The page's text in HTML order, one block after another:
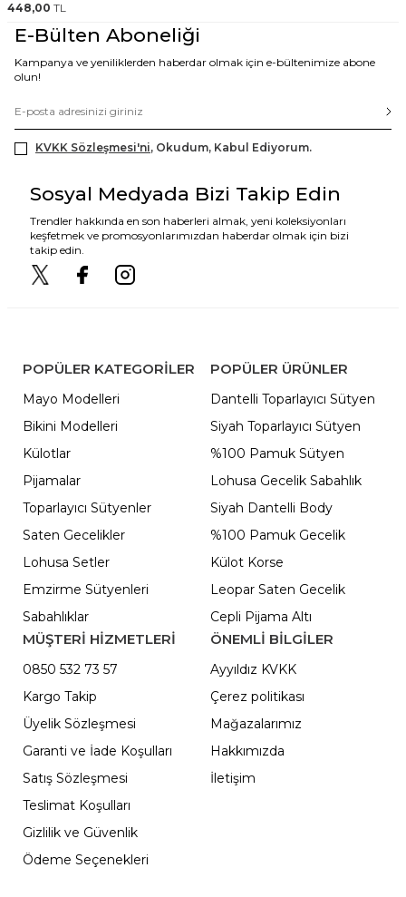
448,00 TL
E-Bülten Aboneliği
Kampanya ve yeniliklerden haberdar olmak için e-bültenimize abone
olun!
KVKK Sözleşmesi'ni, Okudum, Kabul Ediyorum.
Sosyal Medyada Bizi Takip Edin
Trendler hakkında en son haberleri almak, yeni koleksiyonları
keşfetmek ve promosyonlarımızdan haberdar olmak için bizi
takip edin.
POPÜLER KATEGORILER
Mayo Modelleri
Bikini Modelleri
Külotlar
Pijamalar
Toparlayıcı Sütyenler
Saten Gecelikler
Lohusa Setler
Emzirme Sütyenleri
Sabahlıklar
POPÜLER ÜRÜNLER
Dantelli Toparlayıcı Sütyen
Siyah Toparlayıcı Sütyen
%100 Pamuk Sütyen
Lohusa Gecelik Sabahlık
Siyah Dantelli Body
%100 Pamuk Gecelik
Külot Korse
Leopar Saten Gecelik
Cepli Pijama Altı
MÜŞTERİ HİZMETLERİ
0850 532 73 57
Kargo Takip
Üyelik Sözleşmesi
Garanti ve İade Koşulları
Satış Sözleşmesi
Teslimat Koşulları
Gizlilik ve Güvenlik
Ödeme Seçenekleri
ÖNEMLI BILGILER
Ayyıldız KVKK
Çerez politikası
Mağazalarımız
Hakkımızda
İletişim